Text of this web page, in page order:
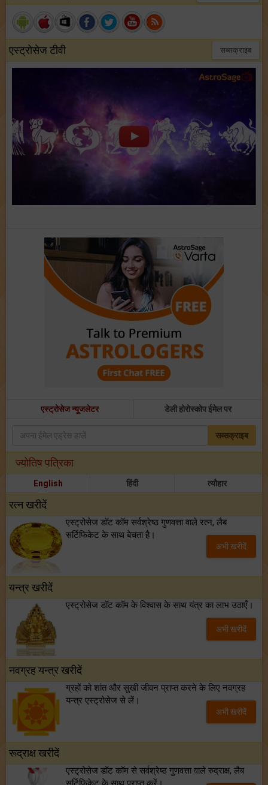
एस्ट्रोसेज टीवी सब्सक्राइब
एस्ट्रोसेज न्यूजलेटर डेली होरोस्कोप ईमेल पर
सब्सक्राइब
ज्योतिष पत्रिका
English हिंदी त्यौहार
रत्न खरीदें
एस्ट्रोसेज डॉट कॉम सर्वश्रेष्ठ गुणवत्ता वाले रत्न, लैब
सर्टिफिकेट के साथ बेचता है।
अभी खरीदें
यन्त्र खरीदें
एस्ट्रोसेज डॉट कॉम के विश्वास के साथ यंत्र का लाभ उठाएँ।
अभी खरीदें
नवग्रह यन्त्र खरीदें
ग्रहों को शांत और सुखी जीवन प्राप्त करने के लिए नवग्रह
यन्त्र एस्ट्रोसेज से लें।
अभी खरीदें
रूद्राक्ष खरीदें
एस्ट्रोसेज डॉट कॉम से सर्वश्रेष्ठ गुणवत्ता वाले रुद्राक्ष, लैब